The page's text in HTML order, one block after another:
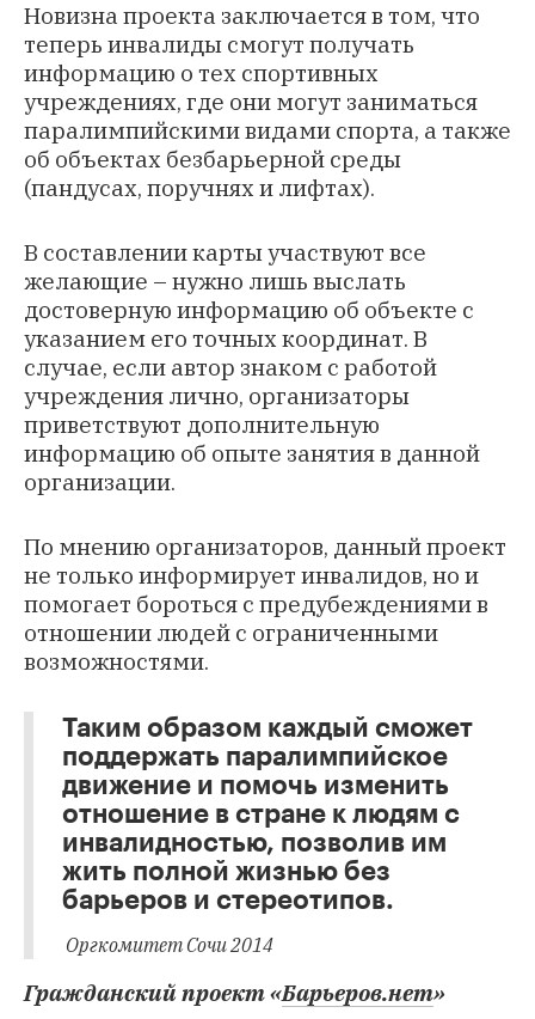
Новизна проекта заключается в том, что
теперь инвалиды смогут получать
информацию о тех спортивных
учреждениях, где они могут заниматься
паралимпийскими видами спорта, а также
об объектах безбарьерной среды
(пандусах, поручнях и лифтах).
В составлении карты участвуют все
желающие – нужно лишь выслать
достоверную информацию об объекте с
указанием его точных координат. В
случае, если автор знаком с работой
учреждения лично, организаторы
приветствуют дополнительную
информацию об опыте занятия в данной
организации.
По мнению организаторов, данный проект
не только информирует инвалидов, но и
помогает бороться с предубеждениями в
отношении людей с ограниченными
возможностями.
Таким образом каждый сможет
поддержать паралимпийское
движение и помочь изменить
отношение в стране к людям с
инвалидностью, позволив им
жить полной жизнью без
барьеров и стереотипов.
Оргкомитет Сочи 2014
Гражданский проект «Барьеров.нет»